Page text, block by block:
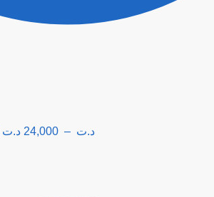
د.ت –
24,000 د.ت